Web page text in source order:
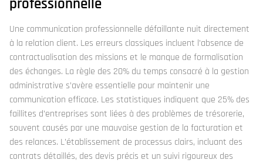
professionnelle
Une communication professionnelle défaillante nuit directement
à la relation client. Les erreurs classiques incluent l’absence de
contractualisation des missions et le manque de formalisation
des échanges. La règle des 20% du temps consacré à la gestion
administrative s’avère essentielle pour maintenir une
communication efficace. Les statistiques indiquent que 25% des
faillites d’entreprises sont liées à des problèmes de trésorerie,
souvent causés par une mauvaise gestion de la facturation et
des relances. L’établissement de processus clairs, incluant des
contrats détaillés, des devis précis et un suivi rigoureux des